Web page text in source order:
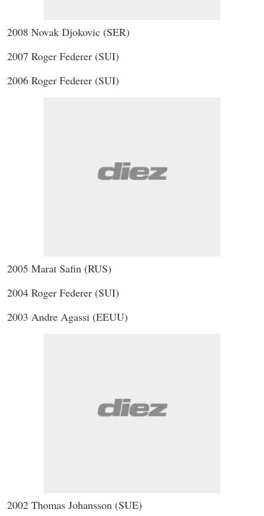
2008 Novak Djokovic (SER)
2007 Roger Federer (SUI)
2006 Roger Federer (SUI)
2005 Marat Safin (RUS)
2004 Roger Federer (SUI)
2003 Andre Agassi (EEUU)
2002 Thomas Johansson (SUE)